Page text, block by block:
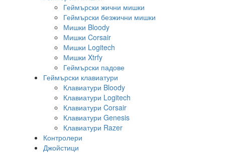
Геймърски жични мишки
Геймърски безжични мишки
Мишки Bloody
Мишки Corsair
Мишки Logitech
Мишки Xtrfy
Геймърски падове
Геймърски клавиатури
Клавиатури Bloody
Клавиатури Logitech
Клавиатури Corsair
Клавиатури Genesis
Клавиатури Razer
Контролери
Джойстици